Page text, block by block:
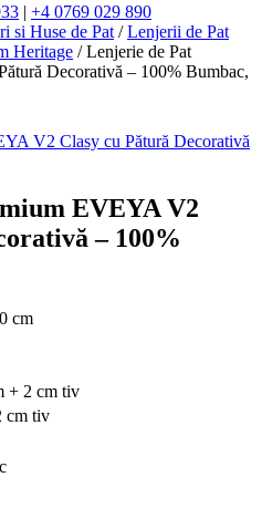
| +4 0769 029 890
si Huse de Pat /Lenjerii de Pat
Heritage / Lenjerie de Pat
Decorativă – 100% Bumbac,
EVEYA V2
– 100%
cm
+ 2 cm tiv
cm tiv